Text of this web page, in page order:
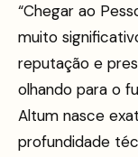
“Chegar ao
muito
reputação e
olhando para o
Altum nasce
profundidade